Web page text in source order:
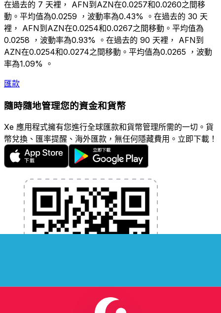
在過去的 7 天裡， AFN到AZN在0.0257和0.0260之間移
動。平均值為0.0259 ，波動率為0.43% 。在過去的 30 天
裡， AFN到AZN在0.0254和0.0267之間移動。平均值為
0.0258 ，波動率為0.93% 。在過去的 90 天裡， AFN到
AZN在0.0254和0.0274之間移動。平均值為0.0265 ，波動
率為1.09% 。
匯款
隨時隨地管理您的資金和貨幣
Xe 應用程式擁有您進行全球匯款和貨幣管理所需的一切。貨
幣兌換、匯率提醒、海外匯款，無任何隱藏費用。立即下載！